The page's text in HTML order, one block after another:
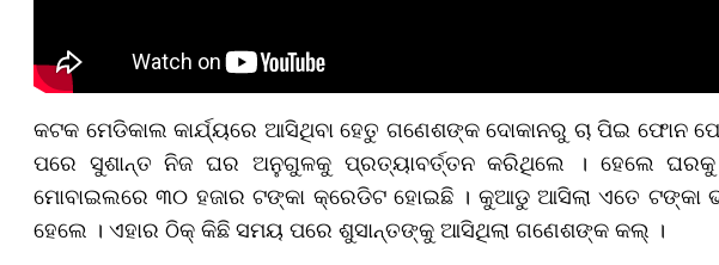
କଟକ ମେଡିକାଲ କାର୍ଯ୍ୟରେ ଆସିଥିବା ହେତୁ ଗଣେଶଙ୍କ ଦୋକାନରୁ ଚା ପିଇ ଫୋନ
ପରେ ସୁଶାନ୍ତ ନିଜ ଘର ଅନୁଗୁଳକୁ ପ୍ରତ୍ୟାବର୍ତ୍ତନ କରିଥିଲେ । ହେଲେ
ମୋବାଇଲରେ ୩୦ ହଜାର ଟଙ୍କା କ୍ରେଡିଟ ହୋଇଛି । କୁଆଡୁ ଆସିଲା ଏତେ ଟଙ୍କା
ହେଲେ । ଏହାର ଠିକ୍ କିଛି ସମୟ ପରେ ଶୁସାନ୍ତଙ୍କୁ ଆସିଥିଲା ଗଣେଶଙ୍କ କଲ୍ ।